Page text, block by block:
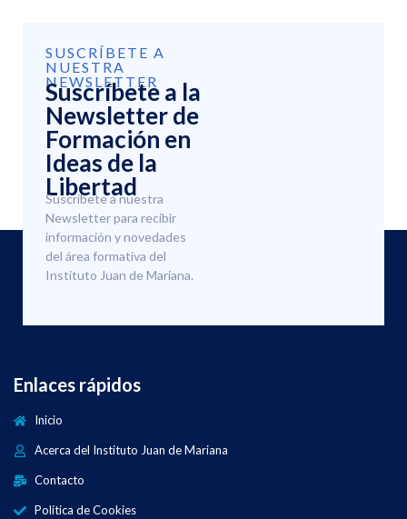
SUSCRÍBETE A
NUESTRA
NEWSLETTER
Suscríbete a la
Newsletter de
Formación en
Ideas de la
Libertad
Suscríbete a nuestra
Newsletter para recibir
información y novedades
del área formativa del
Instituto Juan de Mariana.
Enlaces rápidos
Inicio
Acerca del Instituto Juan de Mariana
Contacto
Política de Cookies